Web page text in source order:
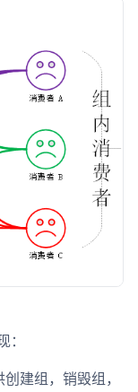
建组，销毁组，